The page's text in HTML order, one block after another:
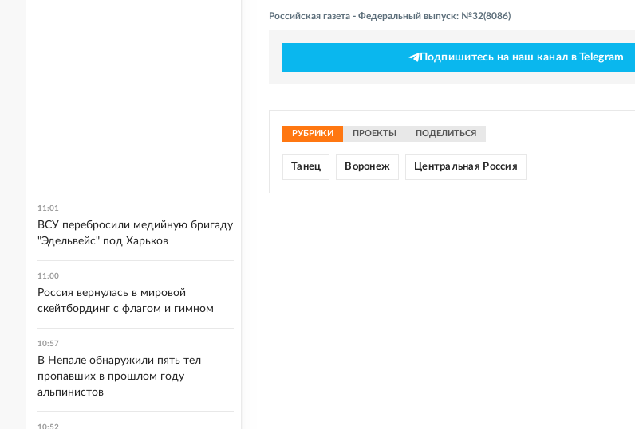
Российская газета - Федеральный выпуск: №32(8086)
Подпишитесь на наш канал в Telegram
РУБРИКИ ПРОЕКТЫ ПОДЕЛИТЬСЯ
Танец Воронеж Центральная Россия
11:01
ВСУ перебросили медийную бригаду
"Эдельвейс" под Харьков
11:00
Россия вернулась в мировой
скейтбординг с флагом и гимном
10:57
В Непале обнаружили пять тел
пропавших в прошлом году
альпинистов
10:52